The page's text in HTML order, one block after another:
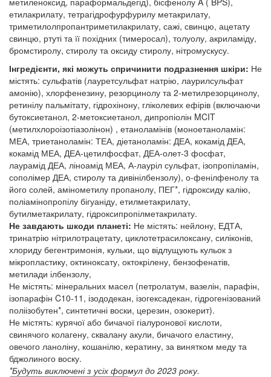
етилакрилату, тетрагідрофурфурилу метакрилату,
триметилолпропантриметилакрилату, сажі, свинцю, ацетату
свинцю, ртуті та її похідних (тимеросал), толуолу, акриламіду,
бромстиролу, стиролу та оксиду стиролу, нітромускусу.
Інгредієнти, які можуть спричинити подразнення шкіри: Не
містять: сульфатів (лауретсульфат натрію, лаурилсульфат
амонію), хлорфенезину, резорцинолу та 2-метилрезорцинолу,
ретинілу пальмітату, гідрохінону, гліколевих ефірів (включаючи
бутоксиетанол, 2-метоксиетанол, дипропіолін MCIT
(метилхлороізотіазолінон) , етаноламінів (моноетаноламін:
МЕА, триетаноламін: ТЕА, діетаноламін: ДЕА, кокамід ДЕА,
кокамід МЕА, ДЕА-цетилфосфат, ДЕА-олет-3 фосфат,
лаурамід ДЕА, ліноамід МЕА, А-лауріл сульфат, ізопропіламін,
сополімер ДЕА, стиролу та дивінілбензолу), о-фенілфенолу та
його солей, амінометилу пропанолу, ПЕГ*, гідроксиду калію,
поліамінопропілу бігуаніду, етилметакрилату,
бутилметакрилату, гідроксипропілметакрилату.
Не завдають шкоди планеті: Не містять: нейлону, ЕДТА,
тринатрію нітрилотрацетату, циклотетрасилоксану, силіконів,
хлориду бегентримонія, кульки, що відлущують кульок з
мікропластику, октиноксату, октокрілену, бензофенатів,
метилади ілбензолу,
Не містять: мінеральних масел (петролатум, вазелін, парафін,
ізопарафін C10-11, ізододекан, ізогексадекан, гідрогенізований
поліізобутен*, синтетичні воски, церезин, озокерит).
Не містять: курячої або бичачої гіалуронової кислоти,
свинячого колагену, сквалану акули, бичачого еластину,
овечого ланоліну, кошанілю, кератину, за винятком меду та
бджолиного воску.
*Будуть виключені з усіх формул до 2023 року.